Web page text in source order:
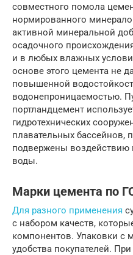
совместного помола
нормированного
активной минеральной
осадочного
и в любых влажных
основе этого цемента не
повышенной
водонепроницаемостью.
портландцемент
гидротехнических
плавательных бассейнов,
подвержены воздействию
воды.
Марки цемента по
Для разного применения
с набором качеств,
компонентов. Упаковки с
удобства покупателей.